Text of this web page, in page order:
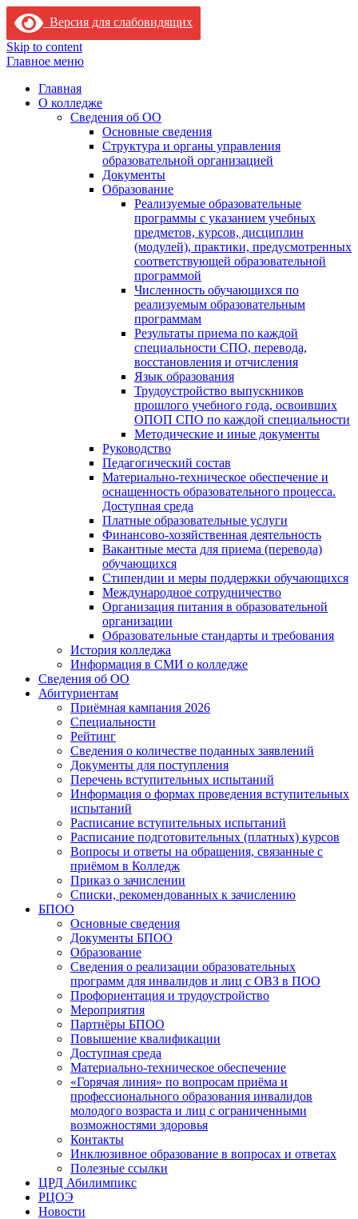
Версия для слабовидящих
Skip to content
Главное меню
Главная
О колледже
Сведения об ОО
Основные сведения
Структура и органы управления
образовательной организацией
Документы
Образование
Реализуемые образовательные
программы с указанием учебных
предметов, курсов, дисциплин
(модулей), практики, предусмотренных
соответствующей образовательной
программой
Численность обучающихся по
реализуемым образовательным
программам
Результаты приема по каждой
специальности СПО, перевода,
восстановления и отчисления
Язык образования
Трудоустройство выпускников
прошлого учебного года, освоивших
ОПОП СПО по каждой специальности
Методические и иные документы
Руководство
Педагогический состав
Материально-техническое обеспечение и
оснащенность образовательного процесса.
Доступная среда
Платные образовательные услуги
Финансово-хозяйственная деятельность
Вакантные места для приема (перевода)
обучающихся
Стипендии и меры поддержки обучающихся
Международное сотрудничество
Организация питания в образовательной
организации
Образовательные стандарты и требования
История колледжа
Информация в СМИ о колледже
Сведения об ОО
Абитуриентам
Приёмная кампания 2026
Специальности
Рейтинг
Сведения о количестве поданных заявлений
Документы для поступления
Перечень вступительных испытаний
Информация о формах проведения вступительных
испытаний
Расписание вступительных испытаний
Расписание подготовительных (платных) курсов
Вопросы и ответы на обращения, связанные с
приёмом в Колледж
Приказ о зачислении
Списки, рекомендованных к зачислению
БПОО
Основные сведения
Документы БПОО
Образование
Сведения о реализации образовательных
программ для инвалидов и лиц с ОВЗ в ПОО
Профориентация и трудоустройство
Мероприятия
Партнёры БПОО
Повышение квалификации
Доступная среда
Материально-техническое обеспечение
«Горячая линия» по вопросам приёма и
профессионального образования инвалидов
молодого возраста и лиц с ограниченными
возможностями здоровья
Контакты
Инклюзивное образование в вопросах и ответах
Полезные ссылки
ЦРД Абилимпикс
РЦОЭ
Новости